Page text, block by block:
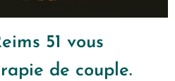
51 vous
de couple.